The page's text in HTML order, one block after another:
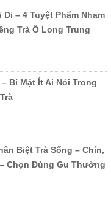
trực tiếp 15% tổng
nhuận vừa dành cho
đó là nỗ lực vượt
thể hưởng những ưu
các ngày ưu đãi
DIAMOND
– 4 Tuyệt Phẩm Nham
Trà Ô Long Trung
Bí Mật Ít Ai Nói Trong
Biệt Trà Sống – Chín,
Chọn Đúng Gu Thưởng